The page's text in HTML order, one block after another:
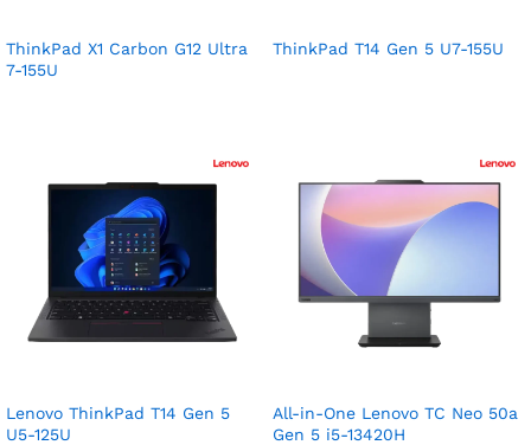
ThinkPad X1 Carbon G12 Ultra
7-155U
ThinkPad T14 Gen 5 U7-155U
Lenovo ThinkPad T14 Gen 5
U5-125U
All-in-One Lenovo TC Neo 50a
Gen 5 i5-13420H